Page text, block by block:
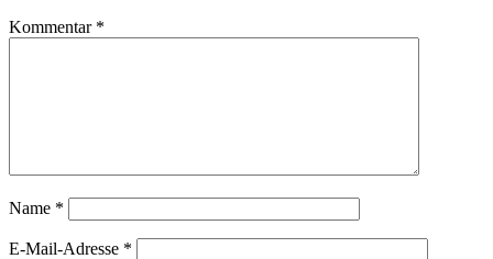
Kommentar *
Name *
E-Mail-Adresse *